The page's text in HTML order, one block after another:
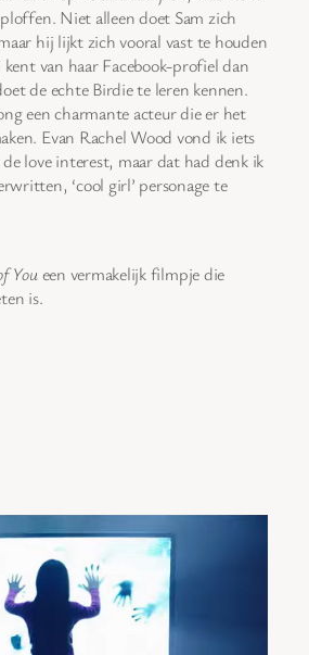
Niet alleen doet Sam zich
hij lijkt zich vooral vast te houden
van haar Facebook-profiel dan
de echte Birdie te leren kennen.
een charmante acteur die er het
Evan Rachel Wood vond ik iets
de love interest, maar dat had denk ik
‘cool girl’ personage te
Youeen vermakelijk filmpje die
is.